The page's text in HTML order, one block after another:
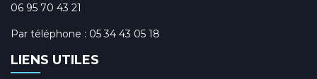
06 95 70 43 21
Par téléphone : 05 34 43 05 18
LIENS UTILES